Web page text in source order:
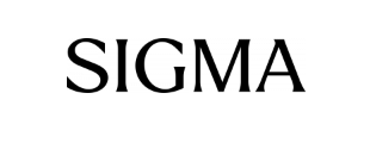
PRODUSE
INFO